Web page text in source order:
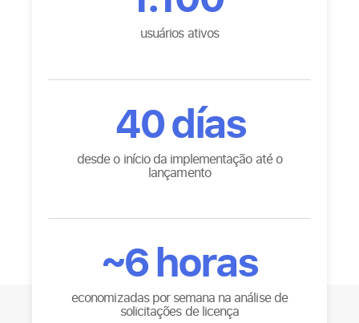
usuários ativos
40días
desde o início da implementação até o
lançamento
~6horas
economizadas por semana na análise de
solicitações de licença